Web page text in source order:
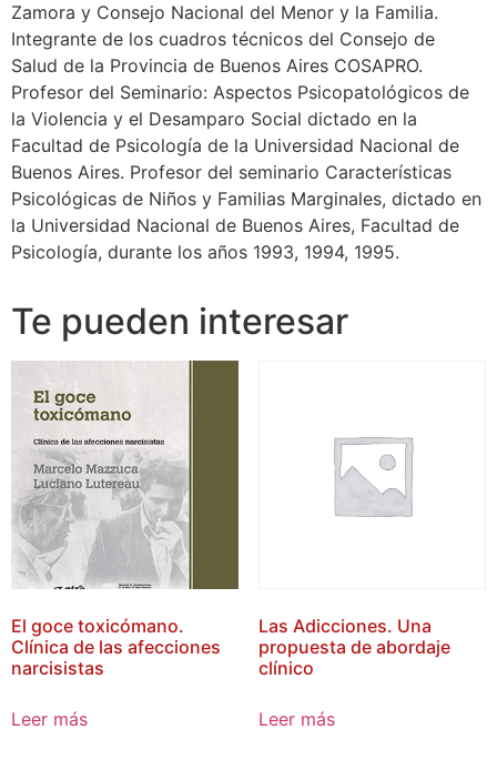
Zamora y Consejo Nacional del Menor y la Familia.
Integrante de los cuadros técnicos del Consejo de
Salud de la Provincia de Buenos Aires COSAPRO.
Profesor del Seminario: Aspectos Psicopatológicos de
la Violencia y el Desamparo Social dictado en la
Facultad de Psicología de la Universidad Nacional de
Buenos Aires. Profesor del seminario Características
Psicológicas de Niños y Familias Marginales, dictado en
la Universidad Nacional de Buenos Aires, Facultad de
Psicología, durante los años 1993, 1994, 1995.
Te pueden interesar
El goce toxicómano.
Clínica de las afecciones
narcisistas
Leer más
Las Adicciones. Una
propuesta de abordaje
clínico
Leer más